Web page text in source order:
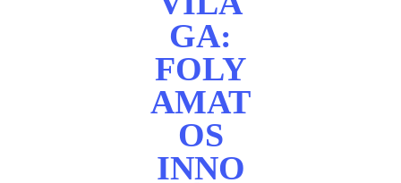
GA:
FOLY
AMAT
OS
INNO